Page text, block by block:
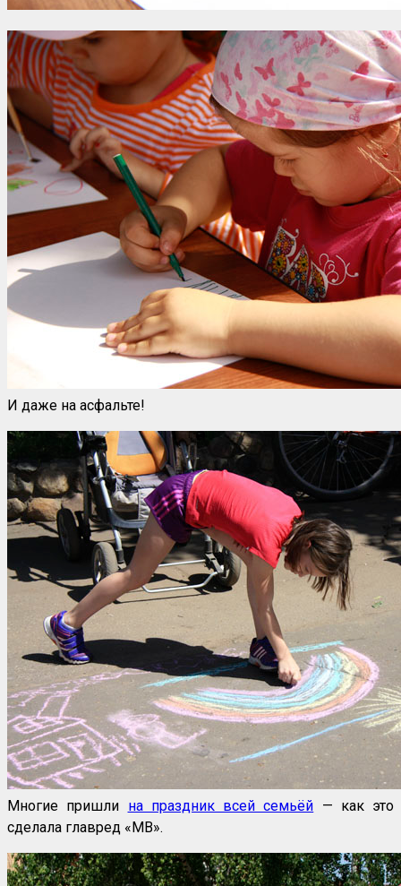
И даже на асфальте!
Многие пришли на праздник всей семьёй — как это
сделала главред «МВ».